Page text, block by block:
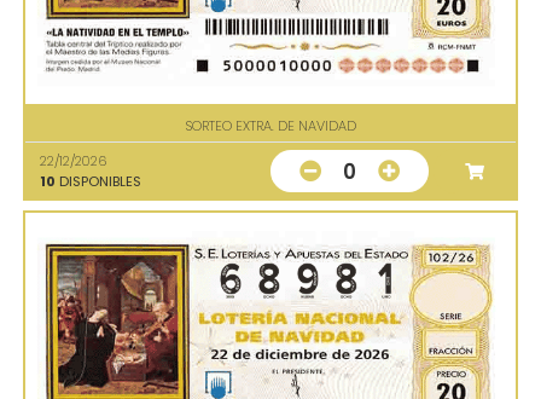
SORTEO EXTRA. DE NAVIDAD
22/12/2026
10 DISPONIBLES 0